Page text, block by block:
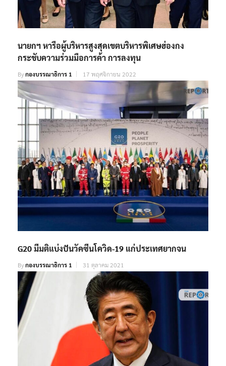
นายกฯ หารือผู้บริหารสูงสุดเขตบริหารพิเศษฮ่องกง
กระชับความร่วมมือการค้า การลงทุน
Byกองบรรณาธิการ 1 17 พฤศจิกายน 2022
G20 มีมติแบ่งปันวัคซีนโควิด-19 แก่ประเทศยากจน
Byกองบรรณาธิการ 1 31 ตุลาคม 2021